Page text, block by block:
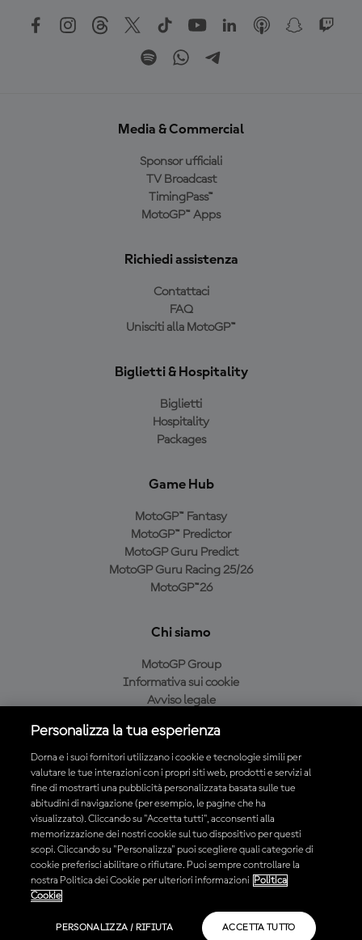
Media & Commercial
Sponsor ufficiali
TV Broadcast
TimingPass™
MotoGP™ Apps
Richiedi assistenza
Contattaci
FAQ
Unisciti alla MotoGP™
Biglietti & Hospitality
Biglietti
Hospitality
Packages
Game Hub
MotoGP™ Fantasy
MotoGP™ Predictor
MotoGP Guru Predict
MotoGP Guru Racing 25/26
MotoGP™26
Chi siamo
MotoGP Group
Informativa sui cookie
Avviso legale
Condizioni di acquisto
Scarica l'app ufficiale MotoGP™
© 2026 MotoGP Sports Entertainment Group. Tutti i diritti riservati.
Tutti i marchi sono di proprietà dei rispettivi proprietari.
Personalizza la tua esperienza
Dorna e i suoi fornitori utilizzano i cookie e tecnologie simili per
valutare le tue interazioni con i propri siti web, prodotti e servizi al
fine di mostrarti una pubblicità personalizzata basata sulle tue
abitudini di navigazione (per esempio, le pagine che ha
visualizzato). Cliccando su "Accetta tutti", acconsenti alla
memorizzazione dei nostri cookie sul tuo dispositivo per questi
scopi. Cliccando su "Personalizza" puoi scegliere quali categorie di
cookie preferisci abilitare o rifiutare. Puoi sempre controllare la
nostra Politica dei Cookie per ulteriori informazioni
Politica
Cookie
PERSONALIZZA / RIFIUTA ACCETTA TUTTO